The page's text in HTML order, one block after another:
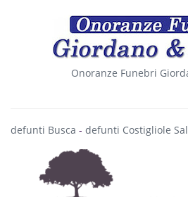
Onoranze Funebri
defunti Busca - defunti Costigliole